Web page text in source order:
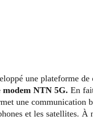
une plateforme
modem NTN 5G. En
une communication
et les satellites. À